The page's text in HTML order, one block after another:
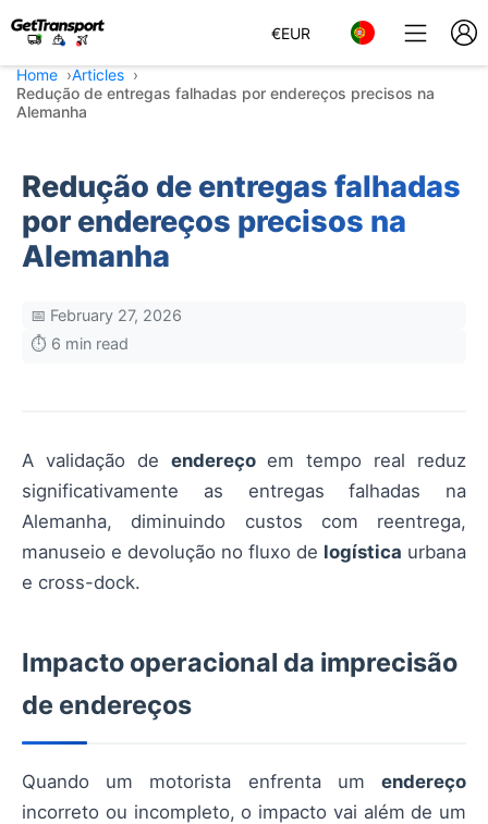
€EUR
Home
Articles
Redução de entregas falhadas por endereços precisos na
Alemanha
Redução de entregas falhadas
por endereços precisos na
Alemanha
📅 February 27, 2026
⏱️ 6 min read
A validação de endereçoem tempo real reduz
significativamente as entregas falhadas na
Alemanha, diminuindo custos com reentrega,
manuseio e devolução no fluxo de logística urbana
e cross-dock.
Impacto operacional da imprecisão
de endereços
Quando um motorista enfrenta um endereço
incorreto ou incompleto, o impacto vai além de um